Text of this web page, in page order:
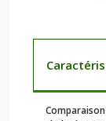
Comparaison